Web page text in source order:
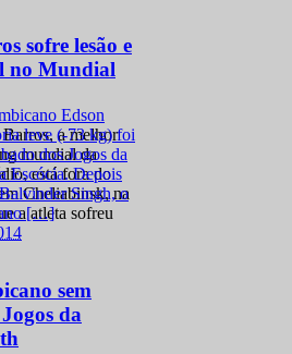
sofre lesão e
no Mundial
a melhor
mundial da
está fora do
Cheliabinsk, na
a atleta sofreu
sem
da